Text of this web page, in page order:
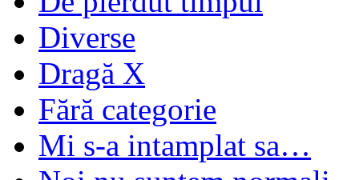
Diverse
Dragă X
Fără categorie
Mi s-a intamplat sa…